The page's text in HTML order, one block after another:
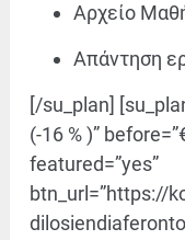
Αρχείο
Απάντηση
[/su_plan]
(-16 % )”
featured=”yes”
btn_url=”https://